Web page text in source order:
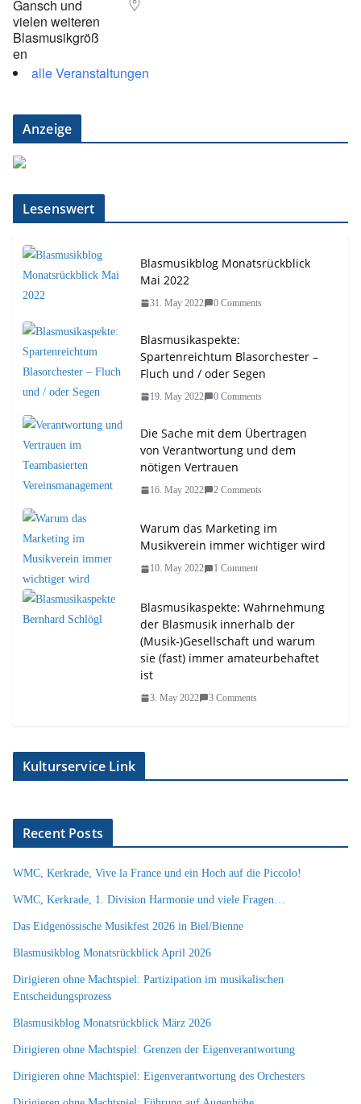
alle Veranstaltungen
Anzeige
Lesenswert
Blasmusikblog Monatsrückblick
Mai 2022
31. May 2022 0 Comments
Blasmusikaspekte:
Spartenreichtum Blasorchester –
Fluch und / oder Segen
19. May 2022 0 Comments
Die Sache mit dem Übertragen
von Verantwortung und dem
nötigen Vertrauen
16. May 2022 2 Comments
Warum das Marketing im
Musikverein immer wichtiger wird
10. May 2022 1 Comment
Blasmusikaspekte: Wahrnehmung
der Blasmusik innerhalb der
(Musik-)Gesellschaft und warum
sie (fast) immer amateurbehaftet
ist
3. May 2022 3 Comments
Kulturservice Link
Recent Posts
WMC, Kerkrade, Vive la France und ein Hoch auf die Piccolo!
WMC, Kerkrade, 1. Division Harmonie und viele Fragen…
Das Eidgenössische Musikfest 2026 in Biel/Bienne
Blasmusikblog Monatsrückblick April 2026
Dirigieren ohne Machtspiel: Partizipation im musikalischen
Entscheidungsprozess
Blasmusikblog Monatsrückblick März 2026
Dirigieren ohne Machtspiel: Grenzen der Eigenverantwortung
Dirigieren ohne Machtspiel: Eigenverantwortung des Orchesters